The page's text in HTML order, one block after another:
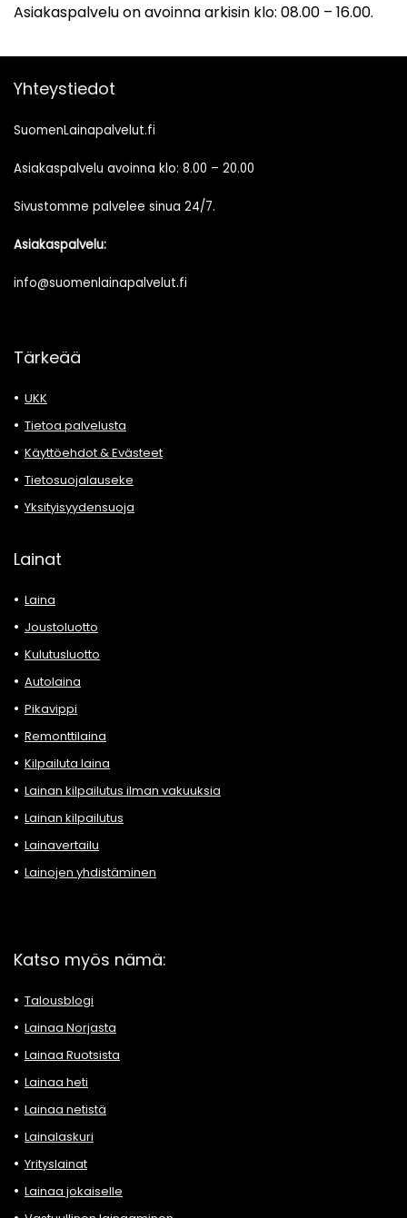
Asiakaspalvelu on avoinna arkisin klo: 08.00 – 16.00.
Yhteystiedot
SuomenLainapalvelut.fi
Asiakaspalvelu avoinna klo: 8.00 – 20.00
Sivustomme palvelee sinua 24/7.
Asiakaspalvelu:
info@suomenlainapalvelut.fi
Tärkeää
UKK
Tietoa palvelusta
Käyttöehdot & Evästeet
Tietosuojalauseke
Yksityisyydensuoja
Lainat
Laina
Joustoluotto
Kulutusluotto
Autolaina
Pikavippi
Remonttilaina
Kilpailuta laina
Lainan kilpailutus ilman vakuuksia
Lainan kilpailutus
Lainavertailu
Lainojen yhdistäminen
Katso myös nämä:
Talousblogi
Lainaa Norjasta
Lainaa Ruotsista
Lainaa heti
Lainaa netistä
Lainalaskuri
Yrityslainat
Lainaa jokaiselle